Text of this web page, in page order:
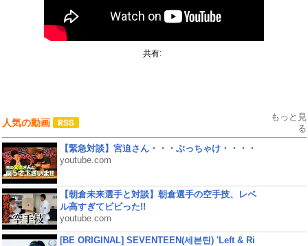
共有:
人気の動画
もっと見
る
【緊急対談】宮迫さん・・・ぶっちゃけ・・・・
youtube.com
【朝倉未来選手と対談】朝倉選手の空手技、レベ
ル高すぎてビビった!!
youtube.com
[BE ORIGINAL] SEVENTEEN(세븐틴) 'Left & Ri